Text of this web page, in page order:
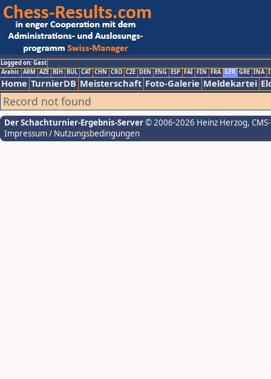
Logged on: Gast
Arabic ARM AZE BIH BUL CAT CHN CRO CZE DEN ENG ESP FAI FIN FRA GER GRE INA
Home TurnierDB Meisterschaft Foto-Galerie Meldekartei
Record not found
Der Schachturnier-Ergebnis-Server© 2006-2026 Heinz Herzog,
Impressum / Nutzungsbedingungen